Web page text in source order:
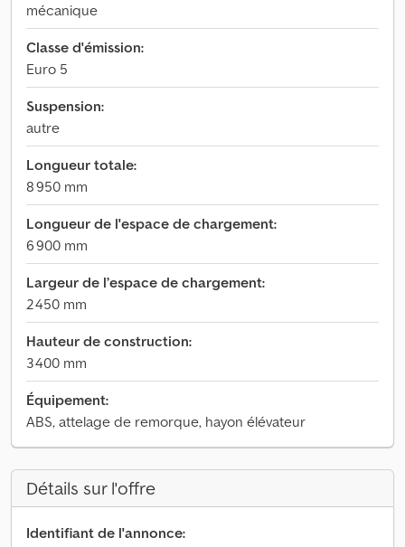
mécanique
Classe d'émission:
Euro 5
Suspension:
autre
Longueur totale:
8 950 mm
Longueur de l'espace de chargement:
6 900 mm
Largeur de l’espace de chargement:
2 450 mm
Hauteur de construction:
3 400 mm
Équipement:
ABS, attelage de remorque, hayon élévateur
Détails sur l'offre
Identifiant de l'annonce: